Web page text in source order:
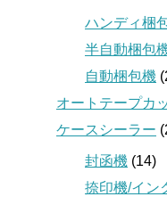
ハンディ梱
半自動梱包
自動梱包機
オートテープカ
ケースシーラー
封函機 (14)
捺印機/イン